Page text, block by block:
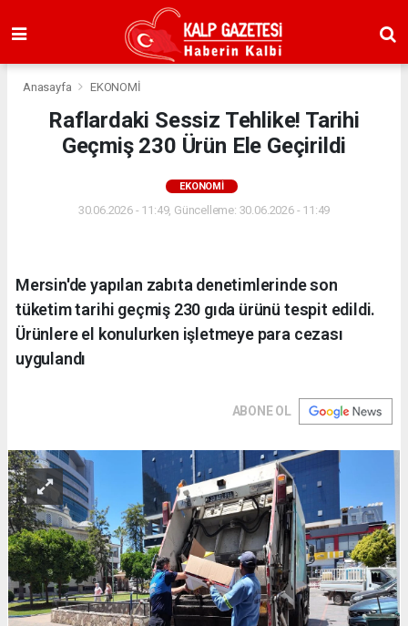
Anasayfa EKONOMİ
Raflardaki Sessiz Tehlike! Tarihi
Geçmiş 230 Ürün Ele Geçirildi
EKONOMİ
30.06.2026 - 11:49, Güncelleme: 30.06.2026 - 11:49
Mersin'de yapılan zabıta denetimlerinde son
tüketim tarihi geçmiş 230 gıda ürünü tespit edildi.
Ürünlere el konulurken işletmeye para cezası
uygulandı
ABONE OL